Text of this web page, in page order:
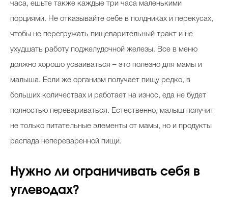
часа, ешьте также каждые три часа маленькими
порциями. Не отказывайте себе в полдниках и перекусах,
чтобы не перегружать пищеварительный тракт и не
ухудшать работу поджелудочной железы. Все в меню
должно хорошо усваиваться – это полезно для мамы и
малыша. Если же организм получает пищу редко, в
больших количествах и работает на износ, еда не будет
полностью перевариваться. Естественно, малыш получит
не только питательные элементы от мамы, но и продукты
распада непереваренной пищи.
Нужно ли ограничивать себя в
углеводах?